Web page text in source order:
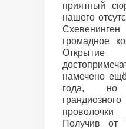
приятный
нашего
громадное
намечено
года,
Получив от